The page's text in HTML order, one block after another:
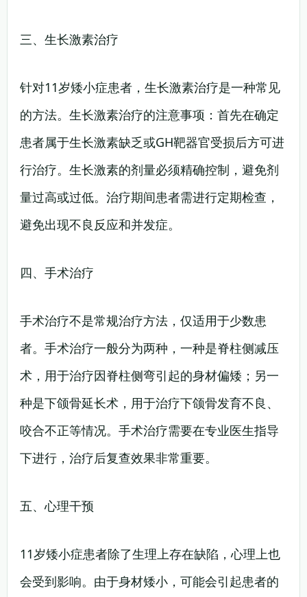
三、生长激素治疗
针对11岁矮小症患者，生长激素治疗是一种常见
的方法。生长激素治疗的注意事项：首先在确定
患者属于生长激素缺乏或GH靶器官受损后方可进
行治疗。生长激素的剂量必须精确控制，避免剂
量过高或过低。治疗期间患者需进行定期检查，
避免出现不良反应和并发症。
四、手术治疗
手术治疗不是常规治疗方法，仅适用于少数患
者。手术治疗一般分为两种，一种是脊柱侧减压
术，用于治疗因脊柱侧弯引起的身材偏矮；另一
种是下颌骨延长术，用于治疗下颌骨发育不良、
咬合不正等情况。手术治疗需要在专业医生指导
下进行，治疗后复查效果非常重要。
五、心理干预
11岁矮小症患者除了生理上存在缺陷，心理上也
会受到影响。由于身材矮小，可能会引起患者的